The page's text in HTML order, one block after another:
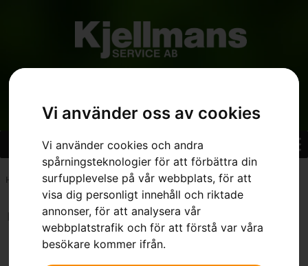
Vi använder oss av cookies
Vi använder cookies och andra
spårningsteknologier för att förbättra din
surfupplevelse på vår webbplats, för att
visa dig personligt innehåll och riktade
annonser, för att analysera vår
webbplatstrafik och för att förstå var våra
besökare kommer ifrån.
Hem 7392930354074
Inga resultat.